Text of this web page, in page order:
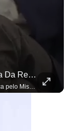
Renan Santos, Candidato À Presidência Da República Pelo Missão, Defende Aplicar Reformas Fiscais
Renan Santos, candidato à presidência da República pelo Missão, defende aplicar reformas fiscais impopulares para conter aumento incontrolado dos gastos e dívida pública, garantindo que essas medidas afetarão positivamente o ambiente econômico no Brasil. Se você busca informação com credibilidade, inscreva-se agora e ative o